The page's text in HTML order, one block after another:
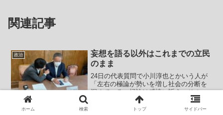
関連記事
政治
妄想を語る以外はこれまでの立民
のまま
24日の代表質問で小川淳也とかいう人が
「左右の極論が勢いを増し社会の分断を
深めている。極論は感情に訴え、その魔
力の先には対話の断絶、社会の分断、そ
して最終的には戦争だ」「政治家の仕事
ホーム 検索 トップ サイドバー